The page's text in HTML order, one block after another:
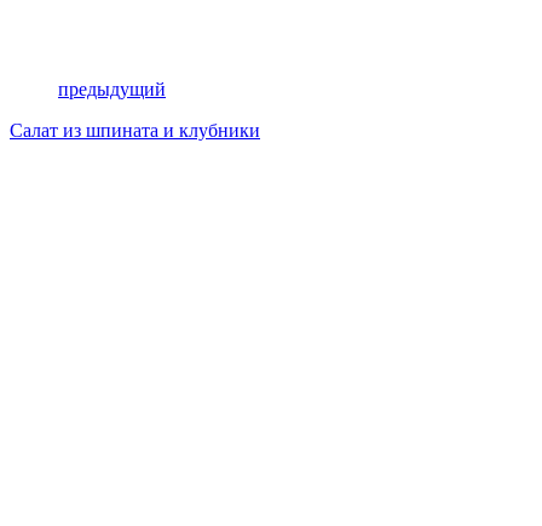
предыдущий
Салат из шпината и клубники